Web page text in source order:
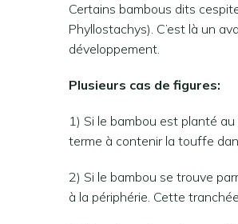
Certains bambous dits
Phyllostachys). C’est là un
développement.
Plusieurs cas de figures:
1) Si le bambou est planté
terme à contenir la touffe
2) Si le bambou se trouve
à la périphérie. Cette